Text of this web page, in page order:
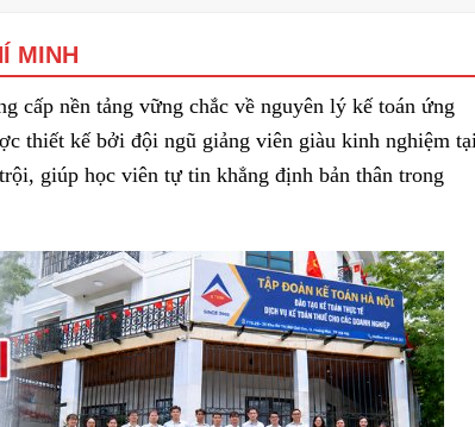
MINH
cấp nền tảng vững chắc về nguyên lý kế toán ứng
thiết kế bởi đội ngũ giảng viên giàu kinh nghiệm
giúp học viên tự tin khẳng định bản thân trong